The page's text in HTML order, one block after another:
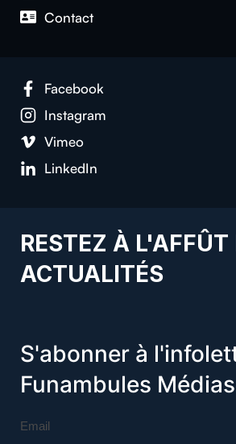
Contact
Facebook
Instagram
Vimeo
LinkedIn
RESTEZ À L'AFFÛT
ACTUALITÉS
S'abonner à
Funambules Médias
Email